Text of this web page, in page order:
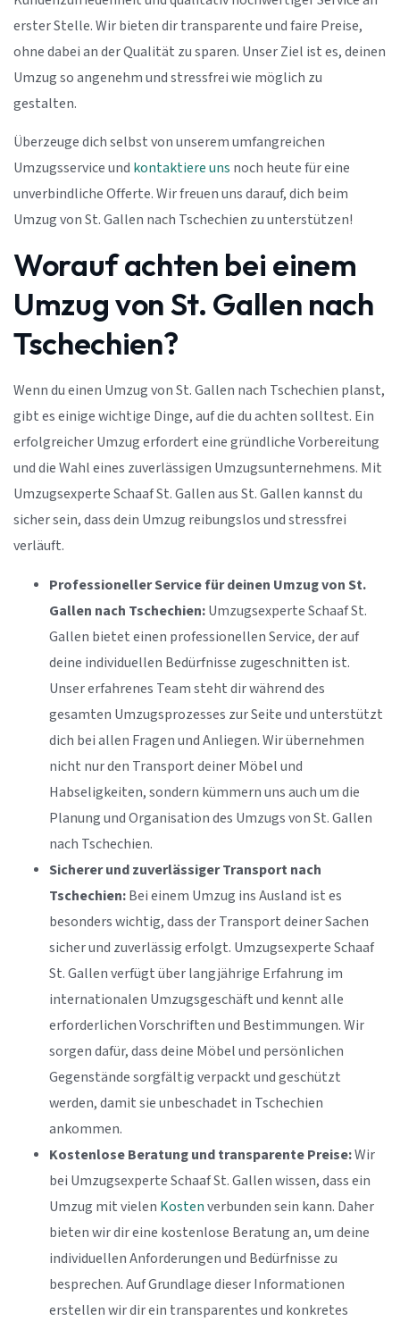
erster Stelle. Wir bieten dir transparente und faire Preise,
ohne dabei an der Qualität zu sparen. Unser Ziel ist es, deinen
Umzug so angenehm und stressfrei wie möglich zu
gestalten.
Überzeuge dich selbst von unserem umfangreichen
Umzugsservice und kontaktiere uns noch heute für eine
unverbindliche Offerte. Wir freuen uns darauf, dich beim
Umzug von St. Gallen nach Tschechien zu unterstützen!
Worauf achten bei einem
Umzug von St. Gallen nach
Tschechien?
Wenn du einen Umzug von St. Gallen nach Tschechien planst,
gibt es einige wichtige Dinge, auf die du achten solltest. Ein
erfolgreicher Umzug erfordert eine gründliche Vorbereitung
und die Wahl eines zuverlässigen Umzugsunternehmens. Mit
Umzugsexperte Schaaf St. Gallen aus St. Gallen kannst du
sicher sein, dass dein Umzug reibungslos und stressfrei
verläuft.
Professioneller Service für deinen Umzug von St.
Gallen nach Tschechien:Umzugsexperte Schaaf St.
Gallen bietet einen professionellen Service, der auf
deine individuellen Bedürfnisse zugeschnitten ist.
Unser erfahrenes Team steht dir während des
gesamten Umzugsprozesses zur Seite und unterstützt
dich bei allen Fragen und Anliegen. Wir übernehmen
nicht nur den Transport deiner Möbel und
Habseligkeiten, sondern kümmern uns auch um die
Planung und Organisation des Umzugs von St. Gallen
nach Tschechien.
Sicherer und zuverlässiger Transport nach
Tschechien:Bei einem Umzug ins Ausland ist es
besonders wichtig, dass der Transport deiner Sachen
sicher und zuverlässig erfolgt. Umzugsexperte Schaaf
St. Gallen verfügt über langjährige Erfahrung im
internationalen Umzugsgeschäft und kennt alle
erforderlichen Vorschriften und Bestimmungen. Wir
sorgen dafür, dass deine Möbel und persönlichen
Gegenstände sorgfältig verpackt und geschützt
werden, damit sie unbeschadet in Tschechien
ankommen.
Kostenlose Beratung und transparente Preise:Wir
bei Umzugsexperte Schaaf St. Gallen wissen, dass ein
Umzug mit vielen Kostenverbunden sein kann. Daher
bieten wir dir eine kostenlose Beratung an, um deine
individuellen Anforderungen und Bedürfnisse zu
besprechen. Auf Grundlage dieser Informationen
erstellen wir dir ein transparentes und konkretes